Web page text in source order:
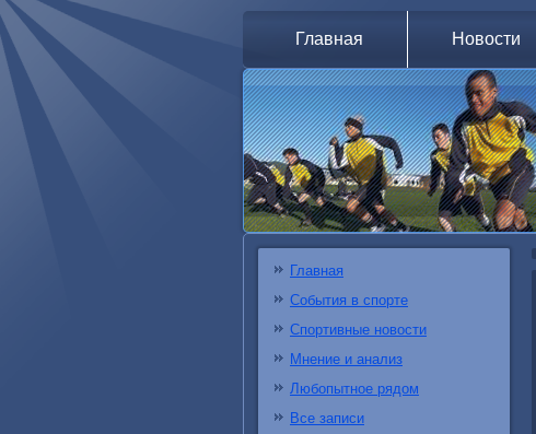
Главная Новости
Главная
События в спорте
Спортивные новости
Мнение и анализ
Любопытное рядом
Все записи